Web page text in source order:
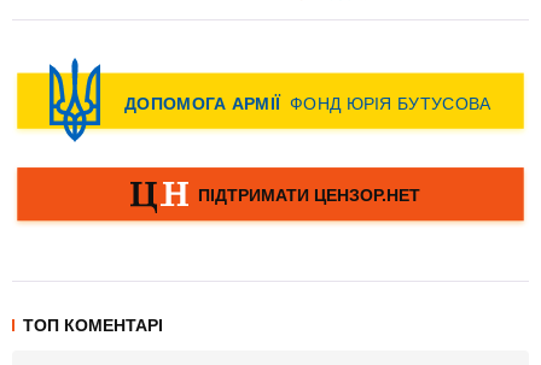
ТОП КОМЕНТАРІ